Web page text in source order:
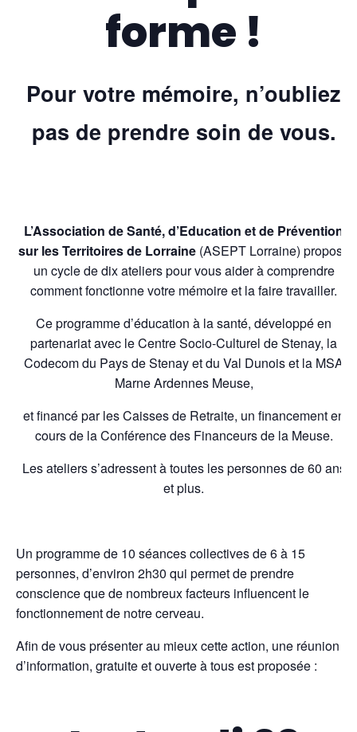
forme !
Pour votre mémoire, n’oubliez
pas de prendre soin de vous.
L’Association de Santé, d’Education et de Prévention
sur les Territoires de Lorraine(ASEPT Lorraine) propose
un cycle de dix ateliers pour vous aider à comprendre
comment fonctionne votre mémoire et la faire travailler.
Ce programme d’éducation à la santé, développé en
partenariat avec le Centre Socio-Culturel de Stenay, la
Codecom du Pays de Stenay et du Val Dunois et la MSA
Marne Ardennes Meuse,
et financé par les Caisses de Retraite, un financement en
cours de la Conférence des Financeurs de la Meuse.
Les ateliers s’adressent à toutes les personnes de 60 ans
et plus.
Un programme de 10 séances collectives de 6 à 15
personnes, d’environ 2h30 qui permet de prendre
conscience que de nombreux facteurs influencent le
fonctionnement de notre cerveau.
Afin de vous présenter au mieux cette action, une réunion
d’information, gratuite et ouverte à tous est proposée :